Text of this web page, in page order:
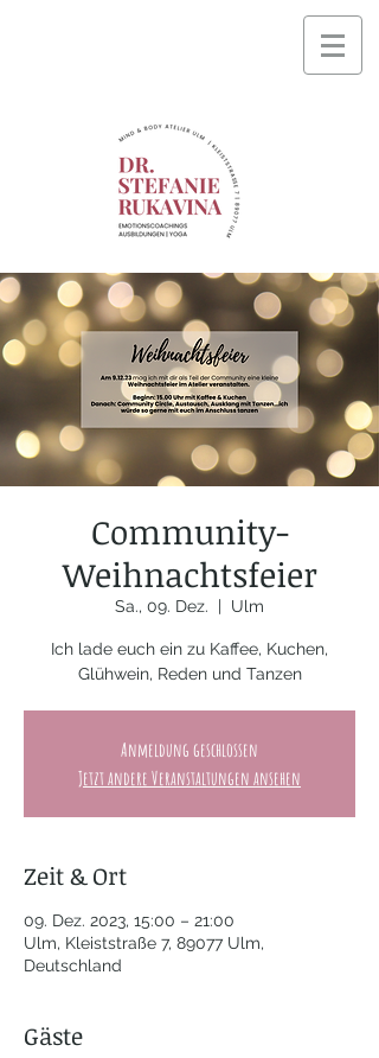
Community-
Weihnachtsfeier
Sa., 09. Dez.
  |
Ulm
Ich lade euch ein zu Kaffee, Kuchen,
Glühwein, Reden und Tanzen
Anmeldung geschlossen
Jetzt andere Veranstaltungen ansehen
Zeit & Ort
09. Dez. 2023, 15:00 – 21:00
Ulm, Kleiststraße 7, 89077 Ulm,
Deutschland
Gäste